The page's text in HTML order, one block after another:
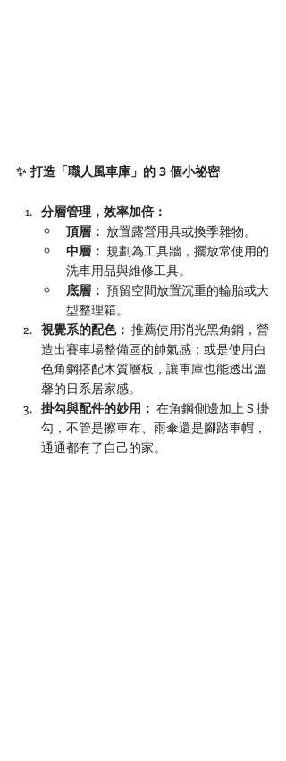
✨ 打造「職人風車庫」的 3 個小祕密
分層管理，效率加倍：
頂層： 放置露營用具或換季雜物。
中層： 規劃為工具牆，擺放常使用的
洗車用品與維修工具。
底層： 預留空間放置沉重的輪胎或大
型整理箱。
視覺系的配色： 推薦使用消光黑角鋼，營
造出賽車場整備區的帥氣感；或是使用白
色角鋼搭配木質層板，讓車庫也能透出溫
馨的日系居家感。
掛勾與配件的妙用： 在角鋼側邊加上 S 掛
勾，不管是擦車布、雨傘還是腳踏車帽，
通通都有了自己的家。